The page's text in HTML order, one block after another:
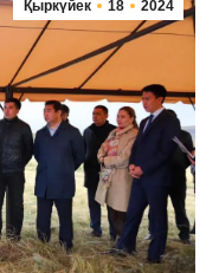
Қыркүйек 18 2024